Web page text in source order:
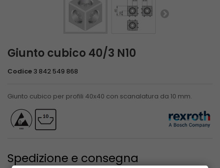
Giunto cubico 40/3 N10
Codice 3 842 549 868
Giunto cubico per profili 40x40 con scanalatura da 10 mm.
Spedizione e consegna